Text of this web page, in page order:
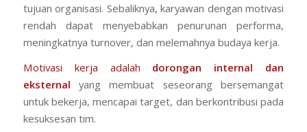
tujuan organisasi. Sebaliknya, karyawan dengan motivasi
rendah dapat menyebabkan penurunan performa,
meningkatnya turnover, dan melemahnya budaya kerja.
Motivasi kerja adalah dorongan internal dan
eksternal yang membuat seseorang bersemangat
untuk bekerja, mencapai target, dan berkontribusi pada
kesuksesan tim.